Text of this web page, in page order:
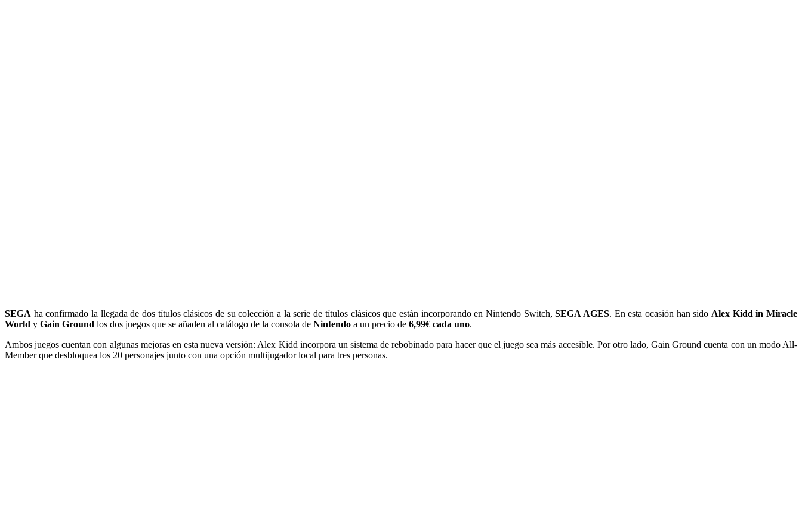
SEGA ha confirmado la llegada de dos títulos clásicos de su colección a la serie de títulos clásicos que están incorporando en Nintendo Switch,SEGA AGES. En esta ocasión han sido Alex Kidd in Miracle
World y Gain Ground los dos juegos que se añaden al catálogo de la consola de Nintendo a un precio de 6,99€ cada uno.
Ambos juegos cuentan con algunas mejoras en esta nueva versión: Alex Kidd incorpora un sistema de rebobinado para hacer que el juego sea más accesible. Por otro lado, Gain Ground cuenta con un modo All-
Member que desbloquea los 20 personajes junto con una opción multijugador local para tres personas.